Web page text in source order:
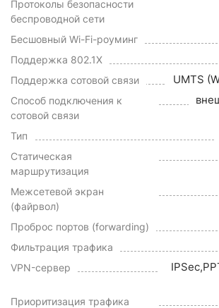
Протоколы безопасности
беспроводной сети
Бесшовный Wi-Fi-роуминг
Поддержка 802.1X
Поддержка сотовой связи UMTS
Способ подключения к
сотовой связи
Тип
Статическая
маршрутизация
Межсетевой экран
(файрвол)
Проброс портов (forwarding)
Фильтрация трафика
VPN-сервер
Приоритизация трафика